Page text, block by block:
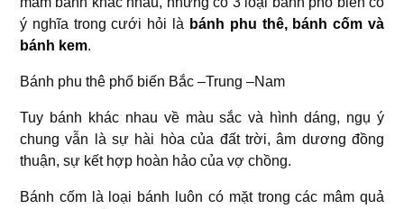
ý nghĩa trong cưới hỏi là bánh phu thê, bánh cốm và
bánh kem.
Bánh phu thê phổ biến Bắc –Trung –Nam
Tuy bánh khác nhau về màu sắc và hình dáng, ngụ ý
chung vẫn là sự hài hòa của đất trời, âm dương đồng
thuận, sự kết hợp hoàn hảo của vợ chồng.
Bánh cốm là loại bánh luôn có mặt trong các mâm quả